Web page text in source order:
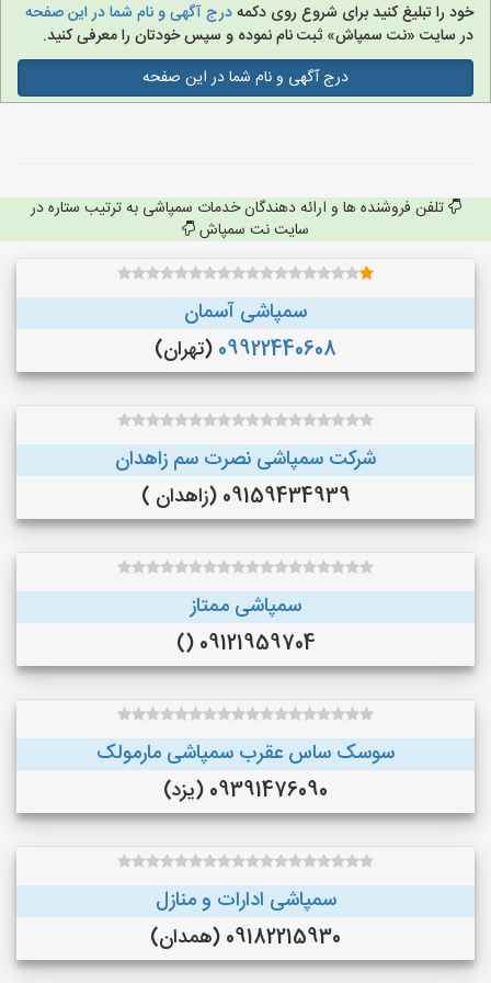
خود را تبلیغ کنید برای شروع روی دکمهدرج آگهی و نام شما در این صفحه
در سایت «نت سمپاش» ثبت نام نموده و سپس خودتان را معرفی کنید.
درج آگهی و نام شما در این صفحه
تلفن فروشنده ها و ارائه دهندگان خدمات سمپاشی به ترتیب ستاره در
سایت نت سمپاش
سمپاشی آسمان
09922440608 (تهران)
شرکت سمپاشی نصرت سم زاهدان
09159434939 (زاهدان )
سمپاشی ممتاز
09121959704 ()
سوسک ساس عقرب سمپاشی مارمولک
09391476090 (یزد)
سمپاشی ادارات و منازل
09182215930 (همدان)